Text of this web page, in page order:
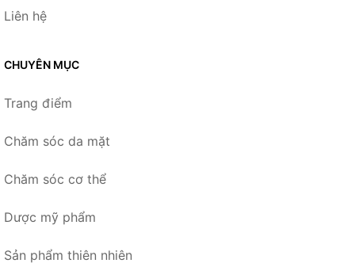
Liên hệ
CHUYÊN MỤC
Trang điểm
Chăm sóc da mặt
Chăm sóc cơ thể
Dược mỹ phẩm
Sản phẩm thiên nhiên